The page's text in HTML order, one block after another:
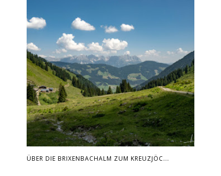
ÜBER DIE BRIXENBACHALM ZUM KREUZJÖC...